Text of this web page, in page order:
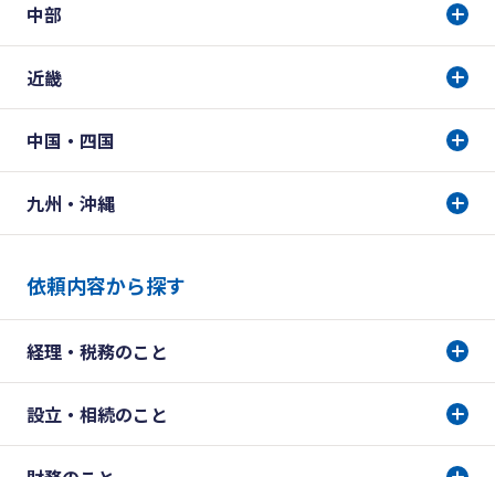
中部
近畿
中国・四国
九州・沖縄
依頼内容から探す
経理・税務のこと
設立・相続のこと